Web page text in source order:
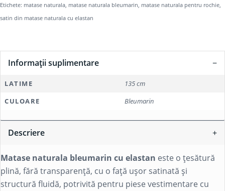
Etichete: matase naturala matase naturala bleumarin matase naturala pentru rochie
satin din matase naturala cu elastan
Descriere
Matase naturala bleumarin cu elastan este o țesătură
plină, fără transparență, cu o față ușor satinată și
structură fluidă, potrivită pentru piese vestimentare cu
Informații suplimentare
LATIME
135 cm
CULOARE
Bleumarin